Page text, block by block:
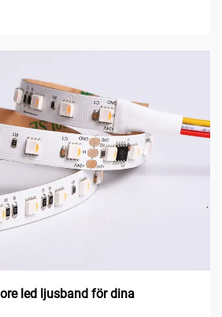
led ljusband för dina